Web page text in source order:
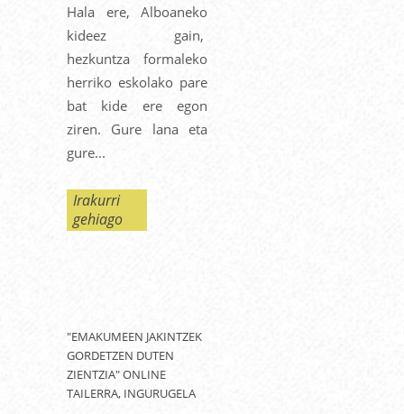
Hala ere, Alboaneko
kideez gain,
hezkuntza formaleko
herriko eskolako pare
bat kide ere egon
ziren. Gure lana eta
gure...
Irakurri
gehiago
"EMAKUMEEN JAKINTZEK
GORDETZEN DUTEN
ZIENTZIA" ONLINE
TAILERRA, INGURUGELA